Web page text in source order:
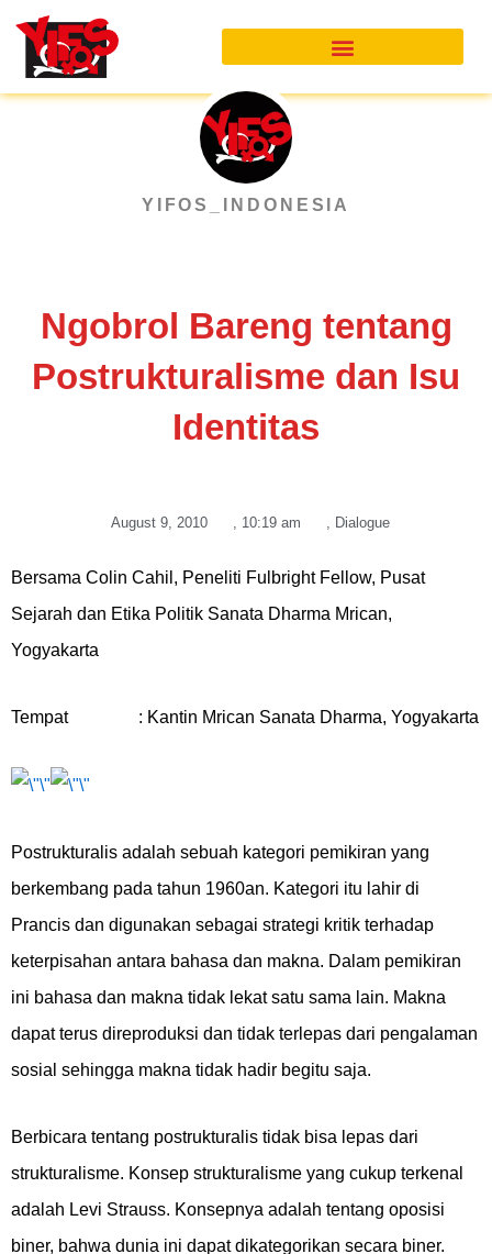
content
YIFOS_INDONESIA
Ngobrol Bareng tentang
Postrukturalisme dan Isu
Identitas
August 9, 2010 , 10:19 am , Dialogue
Bersama Colin Cahil, Peneliti Fulbright Fellow, Pusat
Sejarah dan Etika Politik Sanata Dharma Mrican,
Yogyakarta
Tempat : Kantin Mrican Sanata Dharma, Yogyakarta
Postrukturalis adalah sebuah kategori pemikiran yang
berkembang pada tahun 1960an. Kategori itu lahir di
Prancis dan digunakan sebagai strategi kritik terhadap
keterpisahan antara bahasa dan makna. Dalam pemikiran
ini bahasa dan makna tidak lekat satu sama lain. Makna
dapat terus direproduksi dan tidak terlepas dari pengalaman
sosial sehingga makna tidak hadir begitu saja.
Berbicara tentang postrukturalis tidak bisa lepas dari
strukturalisme. Konsep strukturalisme yang cukup terkenal
adalah Levi Strauss. Konsepnya adalah tentang oposisi
biner, bahwa dunia ini dapat dikategorikan secara biner.